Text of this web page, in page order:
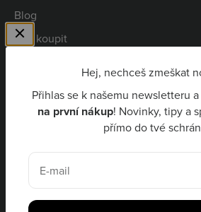
Hej, nechceš zmeškat
Přihlas se k našemu newsletteru
na první nákup! Novinky, tipy a
přímo do tvé
E-mail
Blog
Kde koupit
Niceboy Pay
CZK Kč